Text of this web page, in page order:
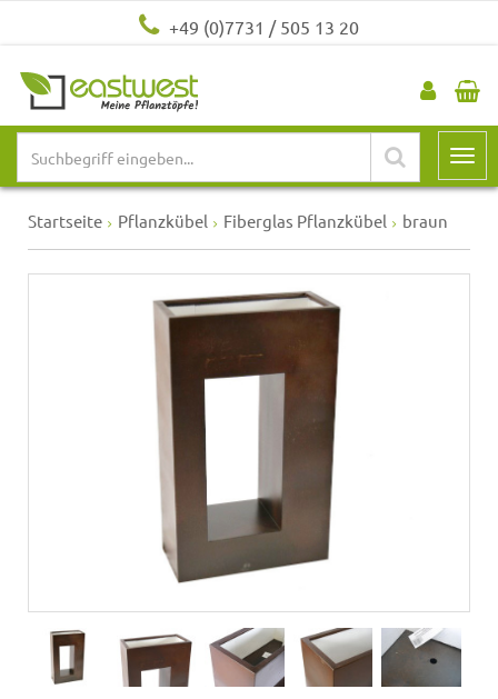
+49 (0)7731 / 505 13 20
Startseite Pflanzkübel Fiberglas Pflanzkübel braun